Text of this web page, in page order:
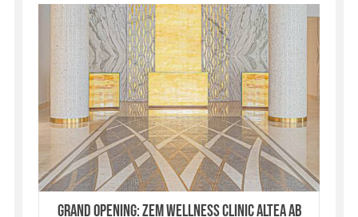
GRAND OPENING: ZEM Wellness Clinic Altea ab